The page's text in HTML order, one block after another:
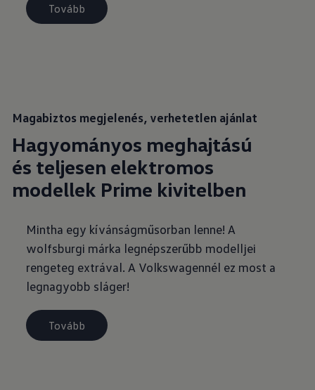
Tovább
Magabiztos megjelenés, verhetetlen ajánlat
Hagyományos meghajtású
és teljesen elektromos
modellek Prime kivitelben
Mintha egy kívánságműsorban lenne! A
wolfsburgi márka legnépszerűbb modelljei
rengeteg extrával. A Volkswagennél ez most a
legnagyobb sláger!
Tovább